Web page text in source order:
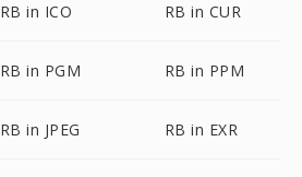
RB in ICO RB in CUR
RB in PGM RB in PPM
RB in JPEG RB in EXR